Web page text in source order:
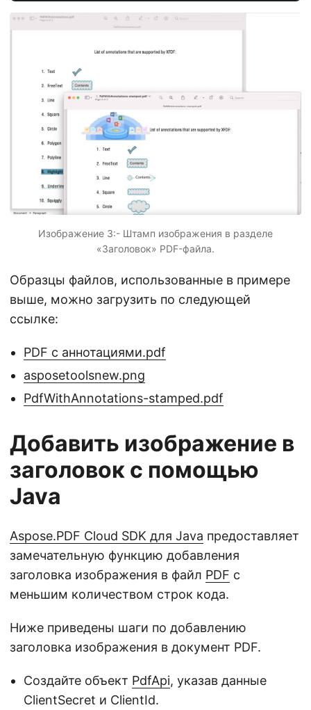
Изображение 3:- Штамп изображения в разделе
«Заголовок» PDF-файла.
Образцы файлов, использованные в примере
выше, можно загрузить по следующей
ссылке:
PDF с аннотациями.pdf
asposetoolsnew.png
PdfWithAnnotations-stamped.pdf
Добавить изображение в
заголовок с помощью
Java
Aspose.PDF Cloud SDK для Java предоставляет
замечательную функцию добавления
заголовка изображения в файл PDF с
меньшим количеством строк кода.
Ниже приведены шаги по добавлению
заголовка изображения в документ PDF.
Создайте объект PdfApi, указав данные
ClientSecret и ClientId.